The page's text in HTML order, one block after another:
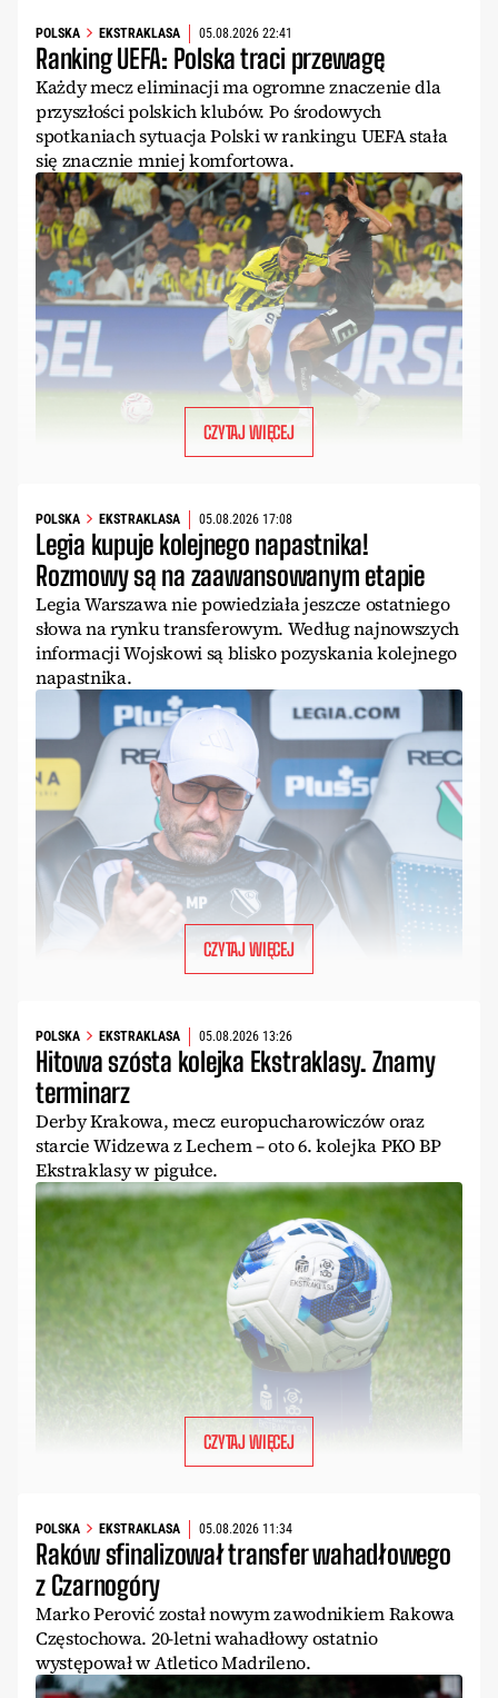
POLSKA EKSTRAKLASA 05.08.2026 22:41
Ranking UEFA: Polska traci przewagę
Każdy mecz eliminacji ma ogromne znaczenie dla
przyszłości polskich klubów. Po środowych
spotkaniach sytuacja Polski w rankingu UEFA stała
się znacznie mniej komfortowa.
CZYTAJ WIĘCEJ
POLSKA EKSTRAKLASA 05.08.2026 17:08
Legia kupuje kolejnego napastnika!
Rozmowy są na zaawansowanym etapie
Legia Warszawa nie powiedziała jeszcze ostatniego
słowa na rynku transferowym. Według najnowszych
informacji Wojskowi są blisko pozyskania kolejnego
napastnika.
CZYTAJ WIĘCEJ
POLSKA EKSTRAKLASA 05.08.2026 13:26
Hitowa szósta kolejka Ekstraklasy. Znamy
terminarz
Derby Krakowa, mecz europucharowiczów oraz
starcie Widzewa z Lechem – oto 6. kolejka PKO BP
Ekstraklasy w pigułce.
CZYTAJ WIĘCEJ
POLSKA EKSTRAKLASA 05.08.2026 11:34
Raków sfinalizował transfer wahadłowego
z Czarnogóry
Marko Perović został nowym zawodnikiem Rakowa
Częstochowa. 20-letni wahadłowy ostatnio
występował w Atletico Madrileno.